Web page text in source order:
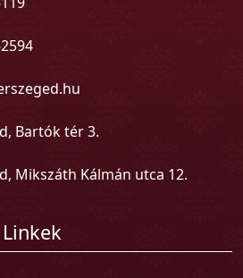
Bartók tér 3.
Mikszáth Kálmán utca 12.
Linkek